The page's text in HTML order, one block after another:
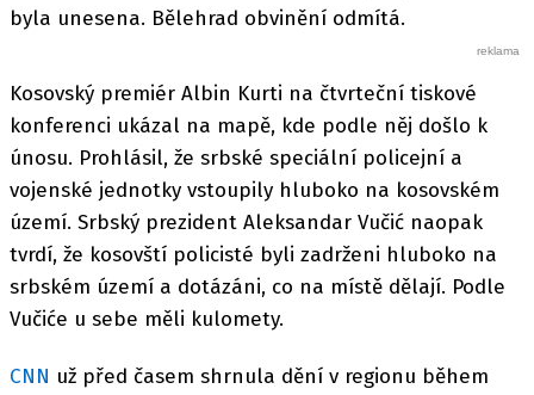
byla unesena. Bělehrad obvinění odmítá.
Kosovský premiér Albin Kurti na čtvrteční tiskové
konferenci ukázal na mapě, kde podle něj došlo k
únosu. Prohlásil, že srbské speciální policejní a
vojenské jednotky vstoupily hluboko na kosovském
území. Srbský prezident Aleksandar Vučić naopak
tvrdí, že kosovští policisté byli zadrženi hluboko na
srbském území a dotázáni, co na místě dělají. Podle
Vučiće u sebe měli kulomety.
CNN už před časem shrnula dění v regionu během